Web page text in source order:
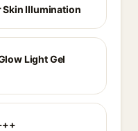
Skin Illumination
Light Gel